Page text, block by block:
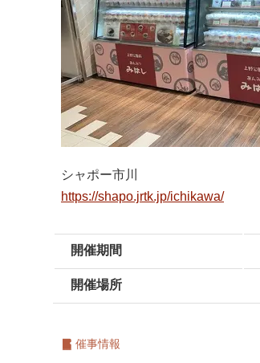
シャポー市川
https://shapo.jrtk.jp/ichikawa/
開催期間
開催場所
催事情報